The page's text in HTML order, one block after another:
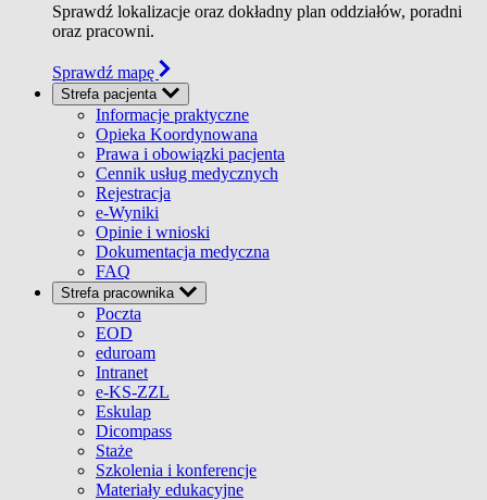
Sprawdź lokalizacje oraz dokładny plan oddziałów, poradni
oraz pracowni.
Sprawdź mapę
Strefa pacjenta
Informacje praktyczne
Opieka Koordynowana
Prawa i obowiązki pacjenta
Cennik usług medycznych
Rejestracja
e-Wyniki
Opinie i wnioski
Dokumentacja medyczna
FAQ
Strefa pracownika
Poczta
EOD
eduroam
Intranet
e-KS-ZZL
Eskulap
Dicompass
Staże
Szkolenia i konferencje
Materiały edukacyjne